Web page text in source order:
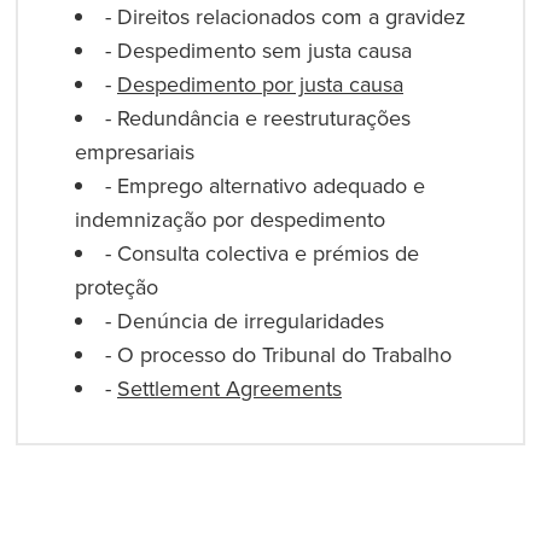
- Direitos relacionados com a gravidez
- Despedimento sem justa causa
- Despedimento por justa causa
- Redundância e reestruturações
empresariais
- Emprego alternativo adequado e
indemnização por despedimento
- Consulta colectiva e prémios de
proteção
- Denúncia de irregularidades
- O processo do Tribunal do Trabalho
- Settlement Agreements